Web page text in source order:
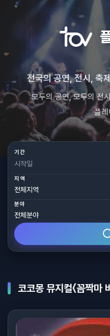
전국의 공연, 전시, 축
모두의 공연, 모두의 전
플
기간
지역
분야
코코몽 뮤지컬〈꼼짝마